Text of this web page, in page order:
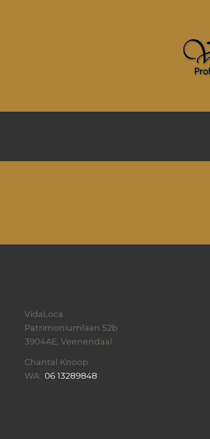
VidaLoca
Patrimoniumlaan 52b
3904AE, Veenendaal
Chantal Knoop
WA: 06 13289848